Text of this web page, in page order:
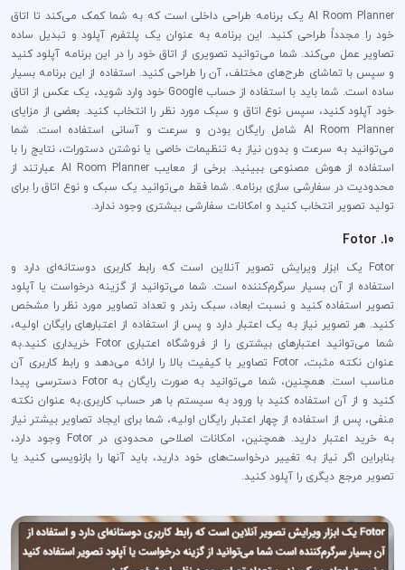
AI Room Planner یک برنامه طراحی داخلی است که به شما کمک می‌کند تا اتاق
خود را مجدداً طراحی کنید. این برنامه به عنوان یک پلتفرم آپلود و تبدیل ساده
تصاویر عمل می‌کند. شما می‌توانید تصویری از اتاق خود را در این برنامه آپلود کنید
و سپس با تماشای طرح‌های مختلف، آن را طراحی کنید. استفاده از این برنامه بسیار
ساده است. شما باید با استفاده از حساب Google خود وارد شوید، یک عکس از اتاق
خود آپلود کنید، سپس نوع اتاق و سبک مورد نظر را انتخاب کنید. بعضی از مزایای
AI Room Planner شامل رایگان بودن و سرعت و آسانی استفاده است. شما
می‌توانید به سرعت و بدون نیاز به تنظیمات خاصی یا نوشتن دستورات، نتایج را با
استفاده از هوش مصنوعی ببینید. برخی از معایب AI Room Planner عبارتند از
محدودیت در سفارشی سازی برنامه. شما فقط می‌توانید یک سبک و نوع اتاق را برای
تولید تصویر انتخاب کنید و امکانات سفارشی بیشتری وجود ندارد.
10. Fotor
Fotor یک ابزار ویرایش تصویر آنلاین است که رابط کاربری دوستانه‌ای دارد و
استفاده از آن بسیار سرگرم‌کننده است. شما می‌توانید از گزینه درخواست یا آپلود
تصویر استفاده کنید و نسبت ابعاد، سبک رندر و تعداد تصاویر مورد نظر را مشخص
کنید. هر تصویر نیاز به یک اعتبار دارد و پس از استفاده از اعتبارهای رایگان اولیه،
شما می‌توانید اعتبارهای بیشتری را از فروشگاه اعتباری Fotor خریداری کنید.به
عنوان نکته مثبت، Fotor تصاویر با کیفیت بالا را ارائه می‌دهد و رابط کاربری آن
مناسب است. همچنین، شما می‌توانید به صورت رایگان به Fotor دسترسی پیدا
کنید و از آن استفاده کنید با ورود به سیستم با هر حساب کاربری.به عنوان نکته
منفی، پس از استفاده از چهار اعتبار رایگان اولیه، شما برای ایجاد تصاویر بیشتر نیاز
به خرید اعتبار دارید. همچنین، امکانات اصلاحی محدودی در Fotor وجود دارد،
بنابراین اگر نیاز به تغییر درخواست‌های خود دارید، باید آنها را بازنویسی کنید یا
تصویر مرجع دیگری را آپلود کنید.